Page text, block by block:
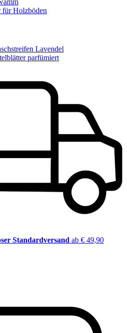
für Holzböden
Lavendel
parfümiert
Standardversand ab € 49,90